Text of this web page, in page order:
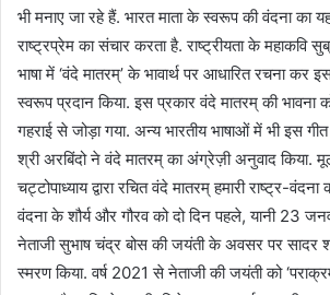
भी मनाए जा रहे हैं. भारत माता के स्वरूप की वंदना
राष्ट्रप्रेम का संचार करता है. राष्ट्रीयता के महाकवि
भाषा में ‘वंदे मातरम्’ के भावार्थ पर आधारित रचना कर
स्वरूप प्रदान किया. इस प्रकार वंदे मातरम् की
गहराई से जोड़ा गया. अन्य भारतीय भाषाओं में भी इस
श्री अरबिंदो ने वंदे मातरम् का अंग्रेज़ी अनुवाद
चट्टोपाध्याय द्वारा रचित वंदे मातरम् हमारी राष्ट्र-
वंदना के शौर्य और गौरव को दो दिन पहले, यानी 23
नेताजी सुभाष चंद्र बोस की जयंती के अवसर पर सादर
स्मरण किया. वर्ष 2021 से नेताजी की जयंती को